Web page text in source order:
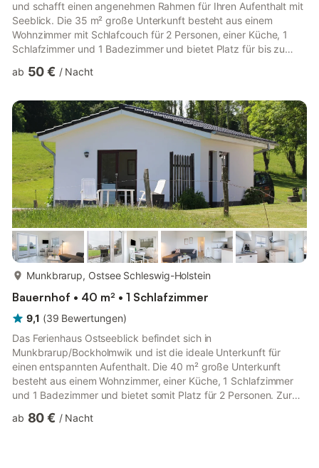
und schafft einen angenehmen Rahmen für Ihren Aufenthalt mit
Seeblick. Die 35 m² große Unterkunft besteht aus einem
Wohnzimmer mit Schlafcouch für 2 Personen, einer Küche, 1
Schlafzimmer und 1 Badezimmer und bietet Platz für bis zu
vor Ort gehören WLAN und ein Smart TV mit Streaming-
Ferienhaus bietet einen privaten Außenbereich mit einer
möblierten offenen Terrasse und Grillmöglichkeiten. Die
Unterkunft befindet s...
ab 50 € / Nacht
Munkbrarup, Ostsee Schleswig-Holstein
Bauernhof • 40 m² • 1 Schlafzimmer
9,1 (39 Bewertungen)
Das Ferienhaus Ostseeblick befindet sich in
Munkbrarup/Bockholmwik und ist die ideale Unterkunft für
einen entspannten Aufenthalt. Die 40 m² große Unterkunft
besteht aus einem Wohnzimmer, einer Küche, 1 Schlafzimmer
und 1 Badezimmer und bietet somit Platz für 2 Personen. Zur
über eine private Außenterrasse und einen Grill. Die Unterkunft
ab 80 € / Nacht